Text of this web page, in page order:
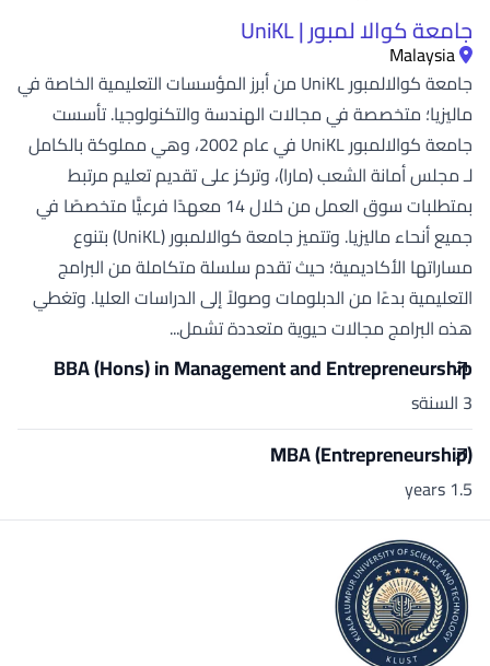
جامعة كوالا لمبور | UniKL
Malaysia
جامعة كوالالمبور UniKL من أبرز المؤسسات التعليمية الخاصة في
ماليزيا؛ متخصصة في مجالات الهندسة والتكنولوجيا. تأسست
جامعة كوالالمبور UniKL في عام 2002، وهي مملوكة بالكامل
لـ مجلس أمانة الشعب (مارا)، وتركز على تقديم تعليم مرتبط
بمتطلبات سوق العمل من خلال 14 معهدًا فرعيًّا متخصصًا في
جميع أنحاء ماليزيا. وتتميز جامعة كوالالمبور (UniKL) بتنوع
مساراتها الأكاديمية؛ حيث تقدم سلسلة متكاملة من البرامج
التعليمية بدءًا من الدبلومات وصولاً إلى الدراسات العليا. وتغطي
هذه البرامج مجالات حيوية متعددة تشمل...
BBA (Hons) in Management and Entrepreneurship
3 السنةs
MBA (Entrepreneurship)
1.5 years